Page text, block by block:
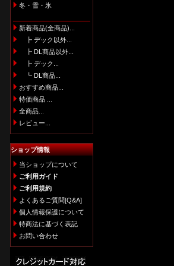
冬・雪・氷
新着商品(全商品)...
┣ デック以外...
┣ DL商品以外...
┣ デック...
┗ DL商品...
おすすめ商品...
特価商品 ...
全商品...
レビュー...
ショップ情報
当ショップについて
ご利用ガイド
ご利用規約
よくあるご質問[Q&A]
個人情報保護について
特商法に基づく表記
お問い合わせ